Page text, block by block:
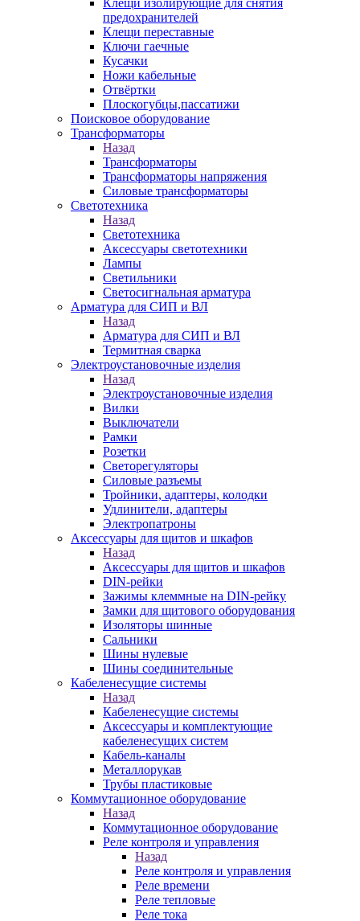
Клещи изолирующие для снятия
предохранителей
Клещи переставные
Ключи гаечные
Кусачки
Ножи кабельные
Отвёртки
Плоскогубцы,пассатижи
Поисковое оборудование
Трансформаторы
Назад
Трансформаторы
Трансформаторы напряжения
Силовые трансформаторы
Светотехника
Назад
Светотехника
Аксессуары светотехники
Лампы
Светильники
Светосигнальная арматура
Арматура для СИП и ВЛ
Назад
Арматура для СИП и ВЛ
Термитная сварка
Электроустановочные изделия
Назад
Электроустановочные изделия
Вилки
Выключатели
Рамки
Розетки
Светорегуляторы
Силовые разъемы
Тройники, адаптеры, колодки
Удлинители, адаптеры
Электропатроны
Аксессуары для щитов и шкафов
Назад
Аксессуары для щитов и шкафов
DIN-рейки
Зажимы клеммные на DIN-рейку
Замки для щитового оборудования
Изоляторы шинные
Сальники
Шины нулевые
Шины соединительные
Кабеленесущие системы
Назад
Кабеленесущие системы
Аксессуары и комплектующие
кабеленесущих систем
Кабель-каналы
Металлорукав
Трубы пластиковые
Коммутационное оборудование
Назад
Коммутационное оборудование
Реле контроля и управления
Назад
Реле контроля и управления
Реле времени
Реле тепловые
Реле тока